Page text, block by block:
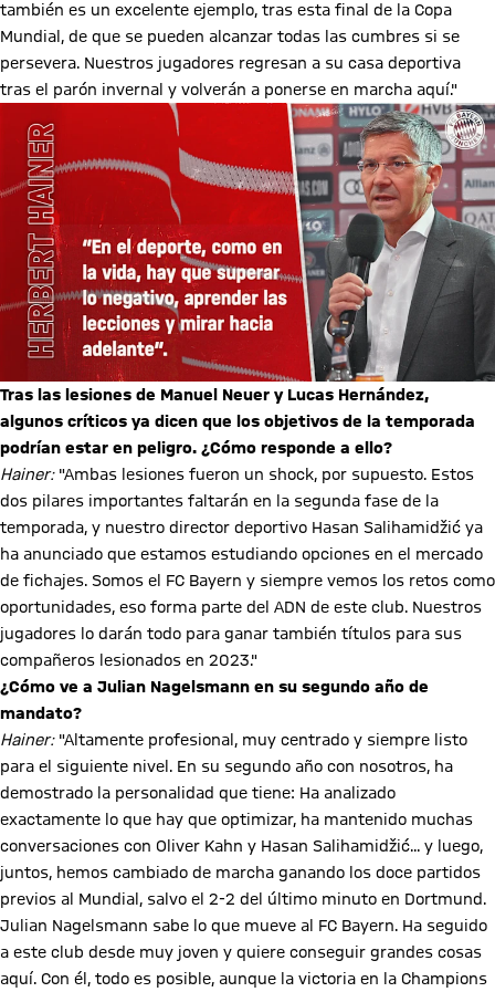
también es un excelente ejemplo, tras esta final de la Copa
Mundial, de que se pueden alcanzar todas las cumbres si se
persevera. Nuestros jugadores regresan a su casa deportiva
tras el parón invernal y volverán a ponerse en marcha aquí."
Tras las lesiones de Manuel Neuer y Lucas Hernández,
algunos críticos ya dicen que los objetivos de la temporada
podrían estar en peligro. ¿Cómo responde a ello?
Hainer:"Ambas lesiones fueron un shock, por supuesto. Estos
dos pilares importantes faltarán en la segunda fase de la
temporada, y nuestro director deportivo Hasan Salihamidžić ya
ha anunciado que estamos estudiando opciones en el mercado
de fichajes. Somos el FC Bayern y siempre vemos los retos como
oportunidades, eso forma parte del ADN de este club. Nuestros
jugadores lo darán todo para ganar también títulos para sus
compañeros lesionados en 2023."
¿Cómo ve a Julian Nagelsmann en su segundo año de
mandato?
Hainer:"Altamente profesional, muy centrado y siempre listo
para el siguiente nivel. En su segundo año con nosotros, ha
demostrado la personalidad que tiene: Ha analizado
exactamente lo que hay que optimizar, ha mantenido muchas
conversaciones con Oliver Kahn y Hasan Salihamidžić... y luego,
juntos, hemos cambiado de marcha ganando los doce partidos
previos al Mundial, salvo el 2-2 del último minuto en Dortmund.
Julian Nagelsmann sabe lo que mueve al FC Bayern. Ha seguido
a este club desde muy joven y quiere conseguir grandes cosas
aquí. Con él, todo es posible, aunque la victoria en la Champions